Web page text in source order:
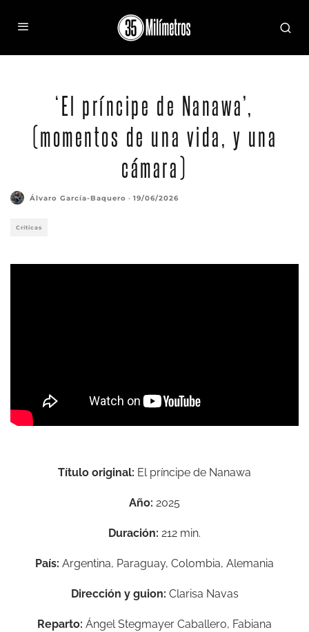
‘El príncipe de Nanawa’,
(momentos de una vida, y una
cámara)
Álvaro García-Baquero · 19/06/2026
Críticas
Título original: El príncipe de Nanawa
Año: 2025
Duración: 212 min.
País: Argentina, Paraguay, Colombia, Alemania
Dirección y guion: Clarisa Navas
Reparto: Ángel Stegmayer Caballero, Fabiana